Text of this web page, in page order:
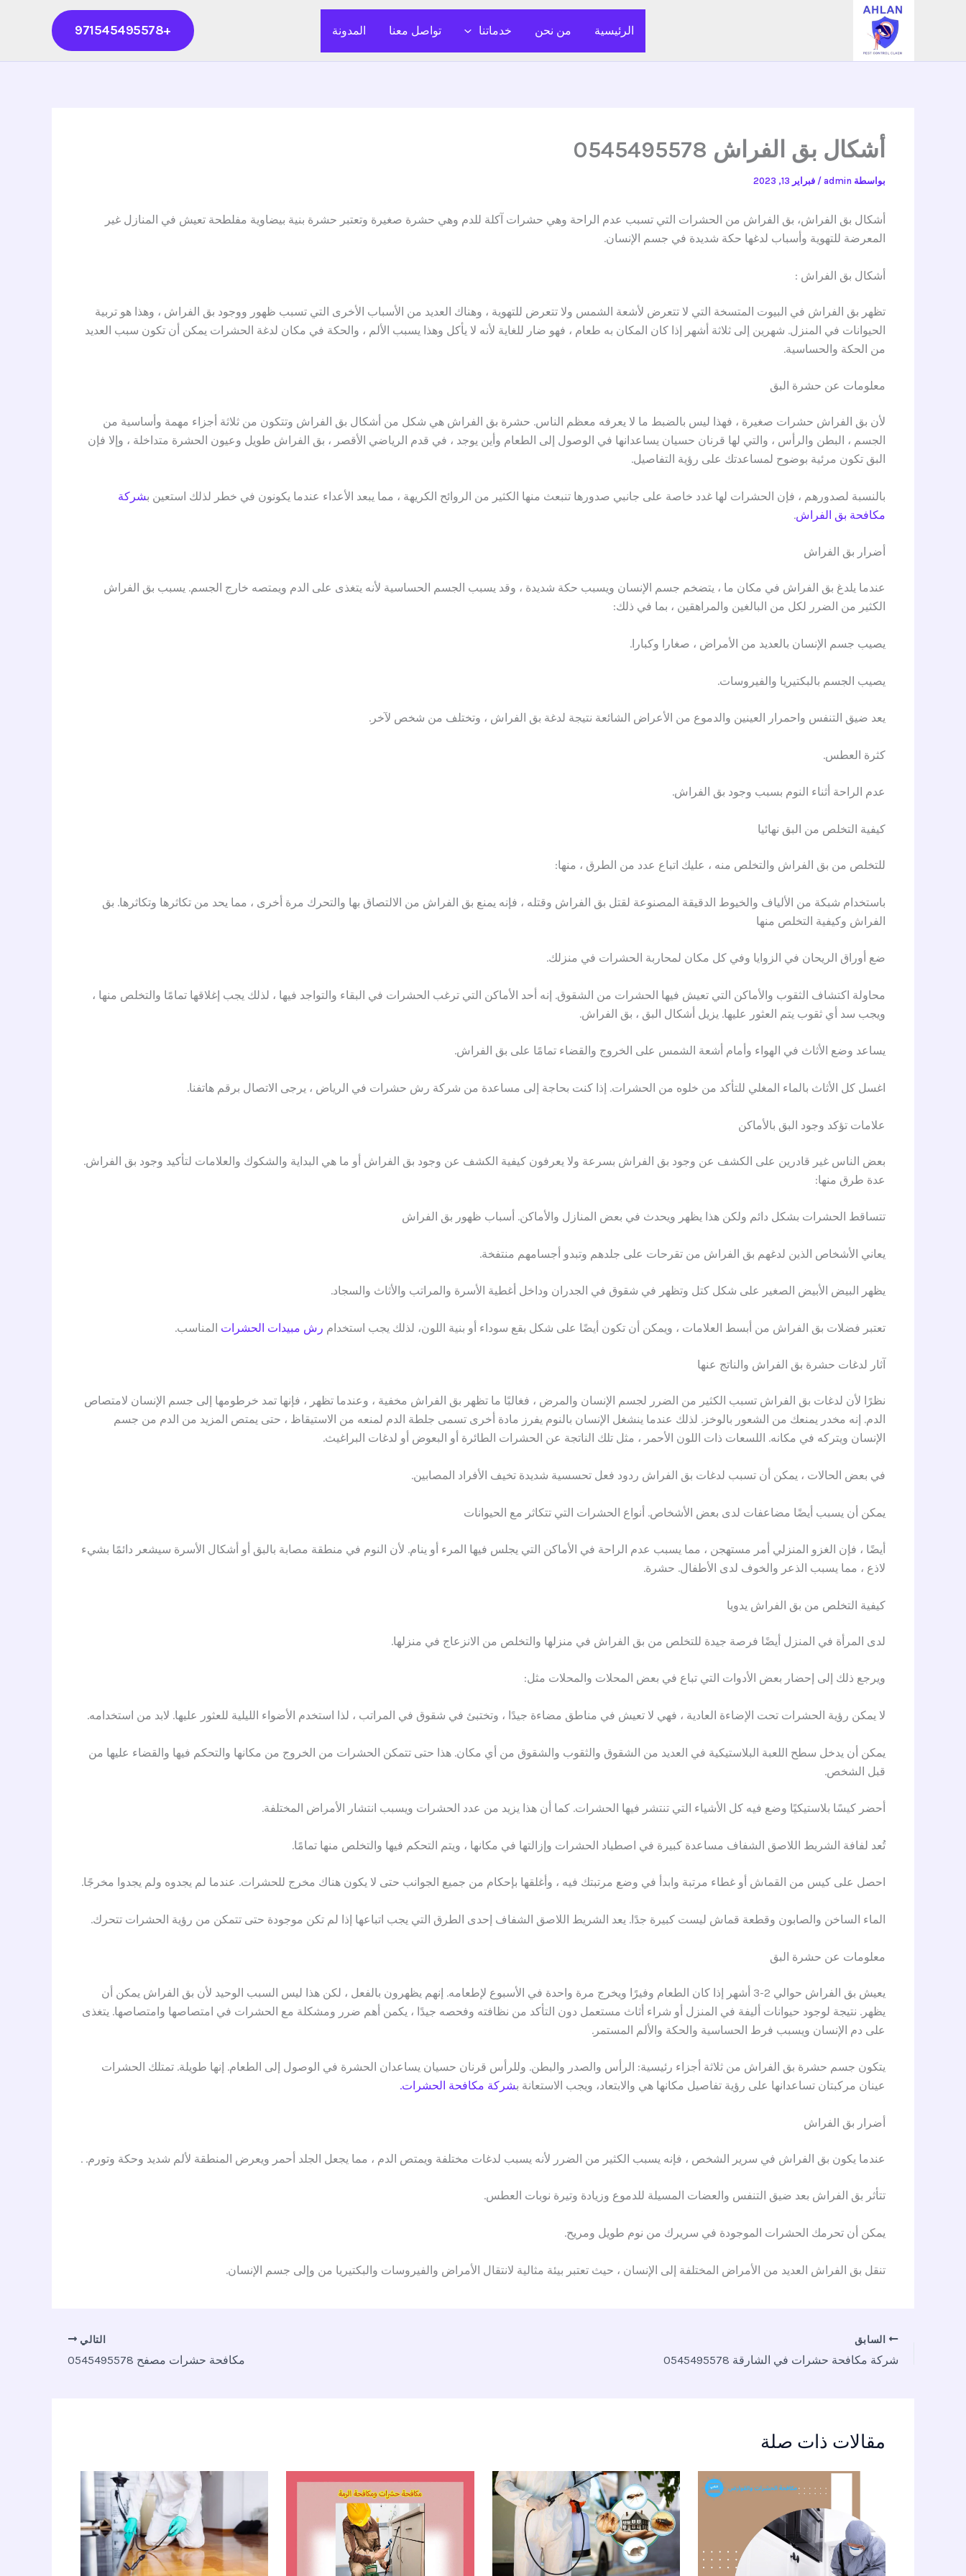
الرئيسية من نحن خدماتنا تواصل معنا المدونة +971545495578
أشكال بق الفراش 0545495578
بواسطة admin
/ فبراير 13, 2023
أشكال بق الفراش، بق الفراش من الحشرات التي تسبب عدم الراحة وهي حشرات آكلة للدم وهي حشرة صغيرة وتعتبر حشرة بنية بيضاوية مفلطحة تعيش في المنازل غير
المعرضة للتهوية وأسباب لدغها حكة شديدة في جسم الإنسان.
أشكال بق الفراش :
تظهر بق الفراش في البيوت المتسخة التي لا تتعرض لأشعة الشمس ولا تتعرض للتهوية ، وهناك العديد من الأسباب الأخرى التي تسبب ظهور ووجود بق الفراش ، وهذا هو تربية
الحيوانات في المنزل. شهرين إلى ثلاثة أشهر إذا كان المكان به طعام ، فهو ضار للغاية لأنه لا يأكل وهذا يسبب الألم ، والحكة في مكان لدغة الحشرات يمكن أن تكون سبب العديد
من الحكة والحساسية.
معلومات عن حشرة البق
لأن بق الفراش حشرات صغيرة ، فهذا ليس بالضبط ما لا يعرفه معظم الناس. حشرة بق الفراش هي شكل من أشكال بق الفراش وتتكون من ثلاثة أجزاء مهمة وأساسية من
الجسم ، البطن والرأس ، والتي لها قرنان حسيان يساعدانها في الوصول إلى الطعام وأين يوجد ، في قدم الرياضي الأقصر ، بق الفراش طويل وعيون الحشرة متداخلة ، وإلا فإن
البق تكون مرئية بوضوح لمساعدتك على رؤية التفاصيل.
بالنسبة لصدورهم ، فإن الحشرات لها غدد خاصة على جانبي صدورها تنبعث منها الكثير من الروائح الكريهة ، مما يبعد الأعداء عندما يكونون في خطر لذلك استعين بشركة
مكافحة بق الفراش.
أضرار بق الفراش
عندما يلدغ بق الفراش في مكان ما ، يتضخم جسم الإنسان ويسبب حكة شديدة ، وقد يسبب الجسم الحساسية لأنه يتغذى على الدم ويمتصه خارج الجسم. يسبب بق الفراش
الكثير من الضرر لكل من البالغين والمراهقين ، بما في ذلك:
يصيب جسم الإنسان بالعديد من الأمراض ، صغارا وكبارا.
يصيب الجسم بالبكتيريا والفيروسات.
يعد ضيق التنفس واحمرار العينين والدموع من الأعراض الشائعة نتيجة لدغة بق الفراش ، وتختلف من شخص لآخر.
كثرة العطس.
عدم الراحة أثناء النوم بسبب وجود بق الفراش.
كيفية التخلص من البق نهائيا
للتخلص من بق الفراش والتخلص منه ، عليك اتباع عدد من الطرق ، منها:
باستخدام شبكة من الألياف والخيوط الدقيقة المصنوعة لقتل بق الفراش وقتله ، فإنه يمنع بق الفراش من الالتصاق بها والتحرك مرة أخرى ، مما يحد من تكاثرها وتكاثرها. بق
الفراش وكيفية التخلص منها
ضع أوراق الريحان في الزوايا وفي كل مكان لمحاربة الحشرات في منزلك.
محاولة اكتشاف الثقوب والأماكن التي تعيش فيها الحشرات من الشقوق. إنه أحد الأماكن التي ترغب الحشرات في البقاء والتواجد فيها ، لذلك يجب إغلاقها تمامًا والتخلص منها ،
ويجب سد أي ثقوب يتم العثور عليها. يزيل أشكال البق ، بق الفراش.
يساعد وضع الأثاث في الهواء وأمام أشعة الشمس على الخروج والقضاء تمامًا على بق الفراش.
اغسل كل الأثاث بالماء المغلي للتأكد من خلوه من الحشرات. إذا كنت بحاجة إلى مساعدة من شركة رش حشرات في الرياض ، يرجى الاتصال برقم هاتفنا.
علامات تؤكد وجود البق بالأماكن
بعض الناس غير قادرين على الكشف عن وجود بق الفراش بسرعة ولا يعرفون كيفية الكشف عن وجود بق الفراش أو ما هي البداية والشكوك والعلامات لتأكيد وجود بق الفراش.
عدة طرق منها:
تتساقط الحشرات بشكل دائم ولكن هذا يظهر ويحدث في بعض المنازل والأماكن. أسباب ظهور بق الفراش
يعاني الأشخاص الذين لدغهم بق الفراش من تقرحات على جلدهم وتبدو أجسامهم منتفخة.
يظهر البيض الأبيض الصغير على شكل كتل وتظهر في شقوق في الجدران وداخل أغطية الأسرة والمراتب والأثاث والسجاد.
تعتبر فضلات بق الفراش من أبسط العلامات ، ويمكن أن تكون أيضًا على شكل بقع سوداء أو بنية اللون، لذلك يجب استخدام رش مبيدات الحشرات المناسب.
آثار لدغات حشرة بق الفراش والناتج عنها
نظرًا لأن لدغات بق الفراش تسبب الكثير من الضرر لجسم الإنسان والمرض ، فغالبًا ما تظهر بق الفراش مخفية ، وعندما تظهر ، فإنها تمد خرطومها إلى جسم الإنسان لامتصاص
الدم. إنه مخدر يمنعك من الشعور بالوخز. لذلك عندما ينشغل الإنسان بالنوم يفرز مادة أخرى تسمى جلطة الدم لمنعه من الاستيقاظ ، حتى يمتص المزيد من الدم من جسم
الإنسان ويتركه في مكانه. اللسعات ذات اللون الأحمر ، مثل تلك الناتجة عن الحشرات الطائرة أو البعوض أو لدغات البراغيث.
في بعض الحالات ، يمكن أن تسبب لدغات بق الفراش ردود فعل تحسسية شديدة تخيف الأفراد المصابين.
يمكن أن يسبب أيضًا مضاعفات لدى بعض الأشخاص. أنواع الحشرات التي تتكاثر مع الحيوانات
أيضًا ، فإن الغزو المنزلي أمر مستهجن ، مما يسبب عدم الراحة في الأماكن التي يجلس فيها المرء أو ينام. لأن النوم في منطقة مصابة بالبق أو أشكال الأسرة سيشعر دائمًا بشيء
لاذع ، مما يسبب الذعر والخوف لدى الأطفال. حشرة.
كيفية التخلص من بق الفراش يدويا
لدى المرأة في المنزل أيضًا فرصة جيدة للتخلص من بق الفراش في منزلها والتخلص من الانزعاج في منزلها.
ويرجع ذلك إلى إحضار بعض الأدوات التي تباع في بعض المحلات والمحلات مثل:
لا يمكن رؤية الحشرات تحت الإضاءة العادية ، فهي لا تعيش في مناطق مضاءة جيدًا ، وتختبئ في شقوق في المراتب ، لذا استخدم الأضواء الليلية للعثور عليها. لابد من استخدامه.
يمكن أن يدخل سطح اللعبة البلاستيكية في العديد من الشقوق والثقوب والشقوق من أي مكان. هذا حتى تتمكن الحشرات من الخروج من مكانها والتحكم فيها والقضاء عليها من
قبل الشخص.
أحضر كيسًا بلاستيكيًا وضع فيه كل الأشياء التي تنتشر فيها الحشرات. كما أن هذا يزيد من عدد الحشرات ويسبب انتشار الأمراض المختلفة.
تُعد لفافة الشريط اللاصق الشفاف مساعدة كبيرة في اصطياد الحشرات وإزالتها في مكانها ، ويتم التحكم فيها والتخلص منها تمامًا.
احصل على كيس من القماش أو غطاء مرتبة وابدأ في وضع مرتبتك فيه ، وأغلقها بإحكام من جميع الجوانب حتى لا يكون هناك مخرج للحشرات. عندما لم يجدوه ولم يجدوا مخرجًا.
الماء الساخن والصابون وقطعة قماش ليست كبيرة جدًا. يعد الشريط اللاصق الشفاف إحدى الطرق التي يجب اتباعها إذا لم تكن موجودة حتى تتمكن من رؤية الحشرات تتحرك.
معلومات عن حشرة البق
يعيش بق الفراش حوالي 2-3 أشهر إذا كان الطعام وفيرًا ويخرج مرة واحدة في الأسبوع لإطعامه. إنهم يظهرون بالفعل ، لكن هذا ليس السبب الوحيد لأن بق الفراش يمكن أن
يظهر. نتيجة لوجود حيوانات أليفة في المنزل أو شراء أثاث مستعمل دون التأكد من نظافته وفحصه جيدًا ، يكمن أهم ضرر ومشكلة مع الحشرات في امتصاصها وامتصاصها. يتغذى
على دم الإنسان ويسبب فرط الحساسية والحكة والألم المستمر.
يتكون جسم حشرة بق الفراش من ثلاثة أجزاء رئيسية: الرأس والصدر والبطن. وللرأس قرنان حسيان يساعدان الحشرة في الوصول إلى الطعام. إنها طويلة. تمتلك الحشرات
عينان مركبتان تساعدانها على رؤية تفاصيل مكانها هي والابتعاد، ويجب الاستعانة بشركة مكافحة الحشرات.
أضرار بق الفراش
عندما يكون بق الفراش في سرير الشخص ، فإنه يسبب الكثير من الضرر لأنه يسبب لدغات مختلفة ويمتص الدم ، مما يجعل الجلد أحمر ويعرض المنطقة لألم شديد وحكة وتورم. .
تتأثر بق الفراش بعد ضيق التنفس والعضات المسيلة للدموع وزيادة وتيرة نوبات العطس.
يمكن أن تحرمك الحشرات الموجودة في سريرك من نوم طويل ومريح.
تنقل بق الفراش العديد من الأمراض المختلفة إلى الإنسان ، حيث تعتبر بيئة مثالية لانتقال الأمراض والفيروسات والبكتيريا من وإلى جسم الإنسان.
السابق
شركة مكافحة حشرات في الشارقة 0545495578
التالي
مكافحة حشرات مصفح 0545495578
مقالات ذات صلة